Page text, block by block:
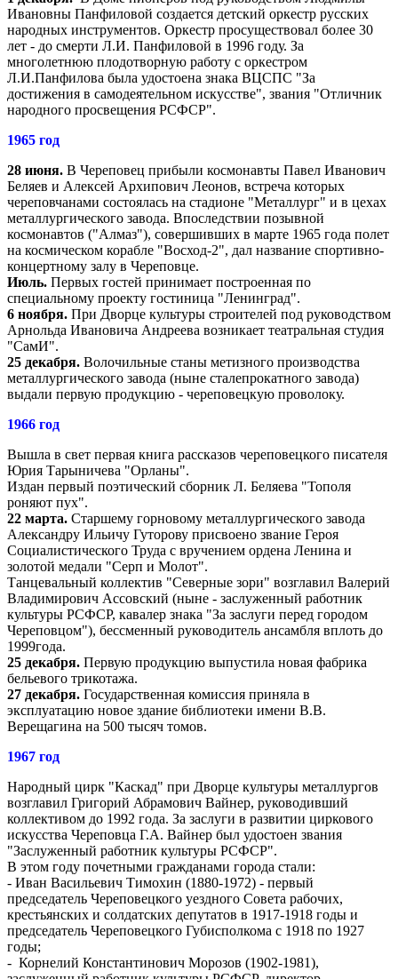
Ивановны Панфиловой создается детский оркестр русских
народных инструментов. Оркестр просуществовал более 30
лет - до смерти Л.И. Панфиловой в 1996 году. За
многолетнюю плодотворную работу с оркестром
Л.И.Панфилова была удостоена знака ВЦСПС "За
достижения в самодеятельном искусстве", звания "Отличник
народного просвещения РСФСР".
1965 год
28 июня. В Череповец прибыли космонавты Павел Иванович
Беляев и Алексей Архипович Леонов, встреча которых
череповчанами состоялась на стадионе "Металлург" и в цехах
металлургического завода. Впоследствии позывной
космонавтов ("Алмаз"), совершивших в марте 1965 года полет
на космическом корабле "Восход-2", дал название спортивно-
концертному залу в Череповце.
Июль. Первых гостей принимает построенная по
специальному проекту гостиница "Ленинград".
6 ноября. При Дворце культуры строителей под руководством
Арнольда Ивановича Андреева возникает театральная студия
"СамИ".
25 декабря. Волочильные станы метизного производства
металлургического завода (ныне сталепрокатного завода)
выдали первую продукцию - череповецкую проволоку.
1966 год
Вышла в свет первая книга рассказов череповецкого писателя
Юрия Тарыничева "Орланы".
Издан первый поэтический сборник Л. Беляева "Тополя
роняют пух".
22 марта. Старшему горновому металлургического завода
Александру Ильичу Гуторову присвоено звание Героя
Социалистического Труда с вручением ордена Ленина и
золотой медали "Серп и Молот".
Танцевальный коллектив "Северные зори" возглавил Валерий
Владимирович Ассовский (ныне - заслуженный работник
культуры РСФСР, кавалер знака "За заслуги перед городом
Череповцом"), бессменный руководитель ансамбля вплоть до
1999года.
25 декабря. Первую продукцию выпустила новая фабрика
бельевого трикотажа.
27 декабря. Государственная комиссия приняла в
эксплуатацию новое здание библиотеки имени В.В.
Верещагина на 500 тысяч томов.
1967 год
Народный цирк "Каскад" при Дворце культуры металлургов
возглавил Григорий Абрамович Вайнер, руководивший
коллективом до 1992 года. За заслуги в развитии циркового
искусства Череповца Г.А. Вайнер был удостоен звания
"Заслуженный работник культуры РСФСР".
В этом году почетными гражданами города стали:
- Иван Васильевич Тимохин (1880-1972) - первый
председатель Череповецкого уездного Совета рабочих,
крестьянских и солдатских депутатов в 1917-1918 годы и
председатель Череповецкого Губисполкома с 1918 по 1927
годы;
- Корнелий Константинович Морозов (1902-1981),